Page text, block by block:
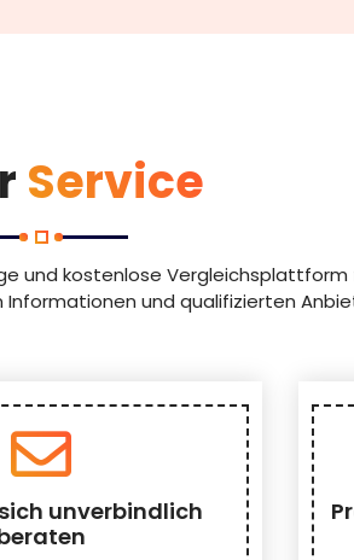
Service
und kostenlose Vergleichsplattform
und qualifizierten
unverbindlich